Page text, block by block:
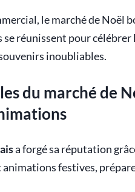
le marché de Noël
se réunissent pour
inoubliables.
du marché de
a forgé sa réputation
festives,